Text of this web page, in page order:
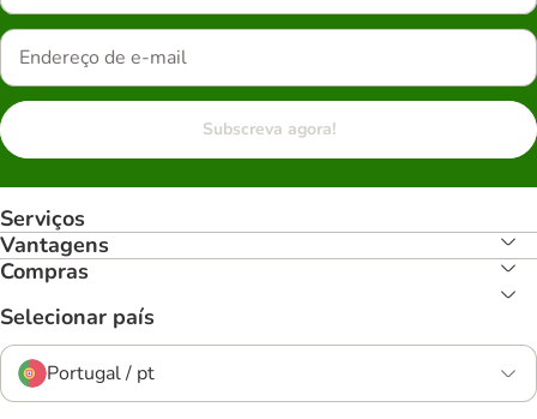
Subscreva agora!
Serviços
Vantagens
Compras
Selecionar país
Portugal / pt